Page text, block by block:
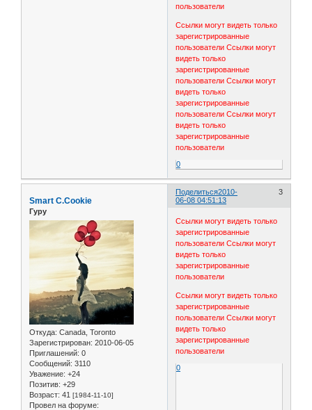
пользователи
Ссылки могут видеть только
зарегистрированные
пользователи Ссылки могут
видеть только
зарегистрированные
пользователи Ссылки могут
видеть только
зарегистрированные
пользователи Ссылки могут
видеть только
зарегистрированные
пользователи
0
Поделиться 3
2010-
06-08 04:51:13
Smart C.Cookie
Гуру
Откуда: Canada, Toronto
Зарегистрирован: 2010-06-05
Приглашений: 0
Сообщений: 3110
Уважение: +24
Позитив: +29
Возраст: 41 [1984-11-10]
Провел на форуме:
Ссылки могут видеть только
зарегистрированные
пользователи Ссылки могут
видеть только
зарегистрированные
пользователи
Ссылки могут видеть только
зарегистрированные
пользователи Ссылки могут
видеть только
зарегистрированные
пользователи
0